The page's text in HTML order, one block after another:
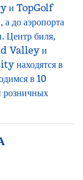
и TopGolf
до аэропорта
биля,
Valley и
находятся в
в 10
розничных